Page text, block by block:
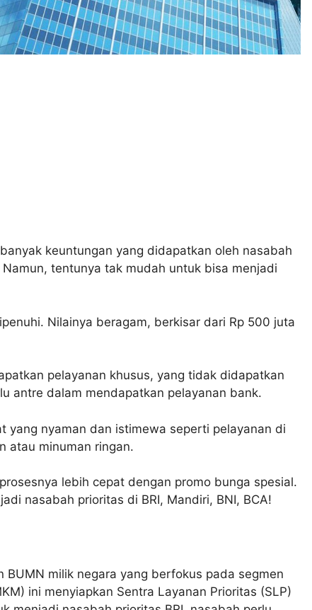
keuntungan yang didapatkan oleh nasabah
tentunya tak mudah untuk bisa menjadi
Nilainya beragam, berkisar dari Rp 500 juta
pelayanan khusus, yang tidak didapatkan
antre dalam mendapatkan pelayanan bank.
yang nyaman dan istimewa seperti pelayanan di
atau minuman ringan.
lebih cepat dengan promo bunga spesial.
nasabah prioritas di BRI, Mandiri, BNI, BCA!
milik negara yang berfokus pada segmen
ini menyiapkan Sentra Layanan Prioritas (SLP)